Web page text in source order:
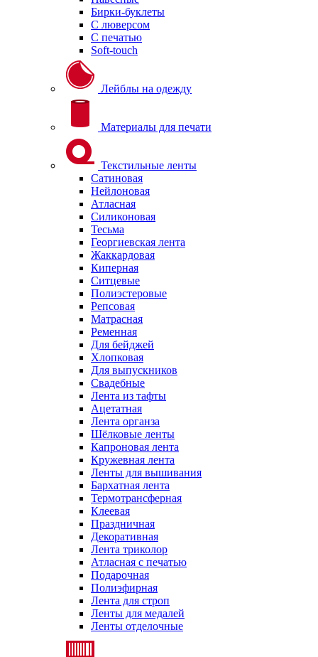
Бирки-буклеты
С люверсом
С печатью
Soft-touch
Лейблы на одежду
Материалы для печати
Текстильные ленты
Сатиновая
Нейлоновая
Атласная
Силиконовая
Тесьма
Георгиевская лента
Жаккардовая
Киперная
Ситцевые
Полиэстеровые
Репсовая
Матрасная
Ременная
Для бейджей
Хлопковая
Для выпускников
Свадебные
Лента из тафты
Ацетатная
Лента органза
Шёлковые ленты
Капроновая лента
Кружевная лента
Ленты для вышивания
Бархатная лента
Термотрансферная
Клеевая
Праздничная
Декоративная
Лента триколор
Атласная с печатью
Подарочная
Полиэфирная
Лента для строп
Ленты для медалей
Ленты отделочные